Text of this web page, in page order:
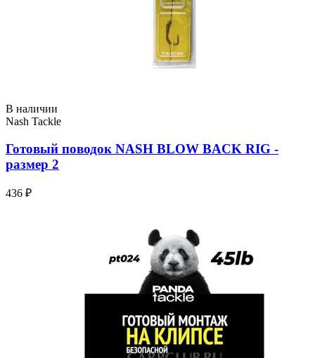
В наличии
Nash Tackle
Готовый поводок NASH BLOW BACK RIG -
размер 2
436 ₽